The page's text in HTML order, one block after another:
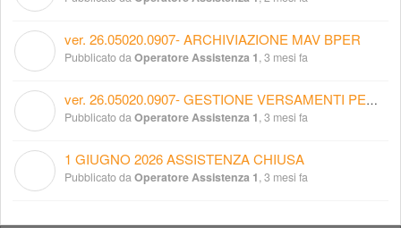
ver. 26.05020.0907- ARCHIVIAZIONE MAV BPER
Pubblicato daOperatore Assistenza 1,3 mesi fa
ver. 26.05020.0907- GESTIONE VERSAMENTI PER CASSA (prima parte)
Pubblicato daOperatore Assistenza 1,3 mesi fa
1 GIUGNO 2026 ASSISTENZA CHIUSA
Pubblicato daOperatore Assistenza 1,3 mesi fa